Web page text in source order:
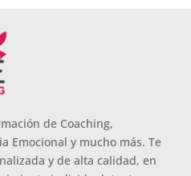
de Coaching,
Emocional y mucho más. Te
y de alta calidad, en